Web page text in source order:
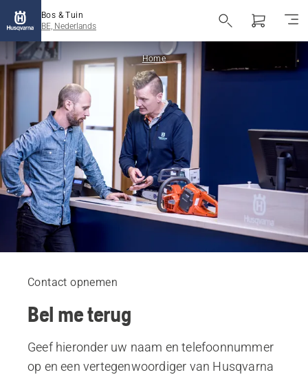
Bos & Tuin
BE, Nederlands
Home
Contact opnemen
Bel me terug
Geef hieronder uw naam en telefoonnummer
op en een vertegenwoordiger van Husqvarna